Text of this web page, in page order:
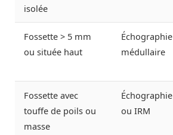
isolée
Fossette > 5 mm
ou située haut
Échographie
médullaire
Fossette avec
touffe de poils ou
masse
Échographie
ou IRM